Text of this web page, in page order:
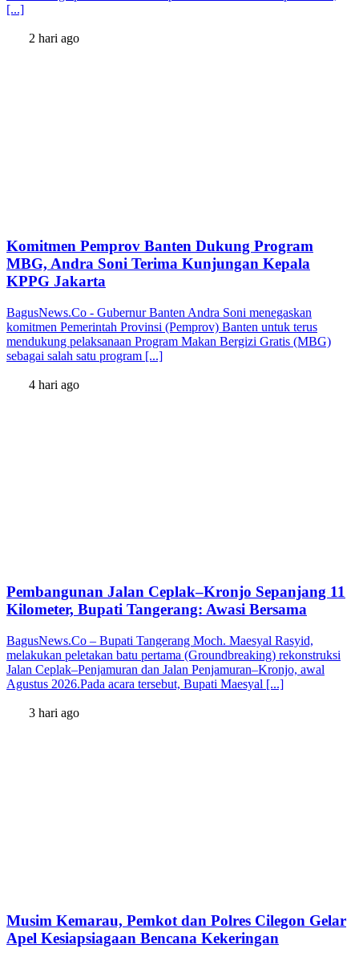
[...]
2 hari ago
Komitmen Pemprov Banten Dukung Program
MBG, Andra Soni Terima Kunjungan Kepala
KPPG Jakarta
BagusNews.Co - Gubernur Banten Andra Soni menegaskan
komitmen Pemerintah Provinsi (Pemprov) Banten untuk terus
mendukung pelaksanaan Program Makan Bergizi Gratis (MBG)
sebagai salah satu program [...]
4 hari ago
Pembangunan Jalan Ceplak–Kronjo Sepanjang 11
Kilometer, Bupati Tangerang: Awasi Bersama
BagusNews.Co – Bupati Tangerang Moch. Maesyal Rasyid,
melakukan peletakan batu pertama (Groundbreaking) rekonstruksi
Jalan Ceplak–Penjamuran dan Jalan Penjamuran–Kronjo, awal
Agustus 2026.Pada acara tersebut, Bupati Maesyal [...]
3 hari ago
Musim Kemarau, Pemkot dan Polres Cilegon Gelar
Apel Kesiapsiagaan Bencana Kekeringan